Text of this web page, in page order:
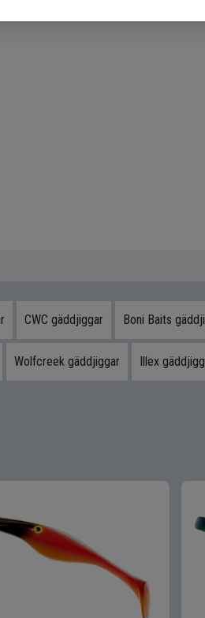
CWC gäddjiggar Boni Baits
Wolfcreek gäddjiggar Illex